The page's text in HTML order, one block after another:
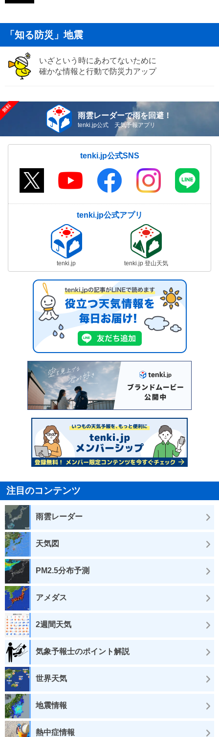
「知る防災」地震
いざという時にあわてないために
確かな情報と行動で防災力アップ
雨雲レーダーで雨を回避！
tenki.jp公式 天気予報アプリ
tenki.jp公式SNS
tenki.jp公式アプリ
tenki.jp tenki.jp 登山天気
注目のコンテンツ
雨雲レーダー
天気図
PM2.5分布予測
アメダス
2週間天気
気象予報士のポイント解説
世界天気
地震情報
熱中症情報